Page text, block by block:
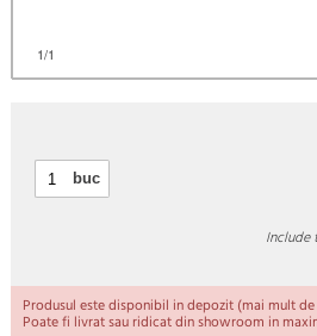
1/1
buc
Include
Produsul este disponibil in depozit (mai mult
Poate fi livrat sau ridicat din showroom in